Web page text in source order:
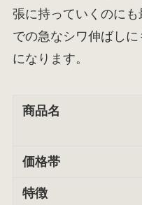
張に持っていくのに
での急なシワ伸ばし
になります。
商品名
価格帯
特徴